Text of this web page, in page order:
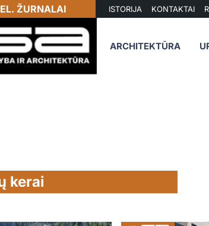
EL. ŽURNALAI ISTORIJA KONTAKTAI
ARCHITEKTŪRA
kerai